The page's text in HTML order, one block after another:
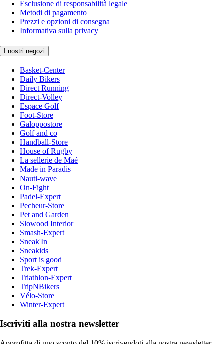
Esclusione di responsabilità legale
Metodi di pagamento
Prezzi e opzioni di consegna
Informativa sulla privacy
I nostri negozi
Basket-Center
Daily Bikers
Direct Running
Direct-Volley
Espace Golf
Foot-Store
Galoppostore
Golf and co
Handball-Store
House of Rugby
La sellerie de Maé
Made in Paradis
Nauti-wave
On-Fight
Padel-Expert
Pecheur-Store
Pet and Garden
Slowood Interior
Smash-Expert
Sneak'In
Sneakids
Sport is good
Trek-Expert
Triathlon-Expert
TripNBikers
Vélo-Store
Winter-Expert
Iscriviti alla nostra newsletter